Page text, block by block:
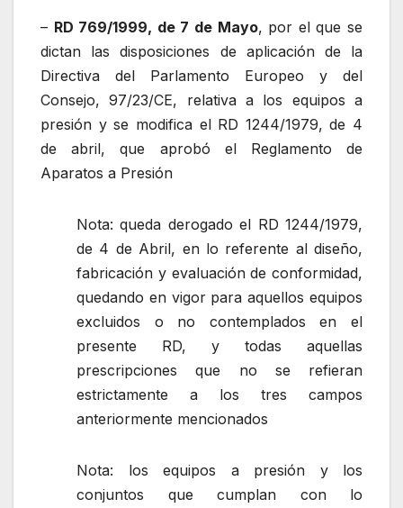
– RD 769/1999, de 7 de Mayo, por el que se
dictan las disposiciones de aplicación de la
Directiva del Parlamento Europeo y del
Consejo, 97/23/CE, relativa a los equipos a
presión y se modifica el RD 1244/1979, de 4
de abril, que aprobó el Reglamento de
Aparatos a Presión
Nota: queda derogado el RD 1244/1979,
de 4 de Abril, en lo referente al diseño,
fabricación y evaluación de conformidad,
quedando en vigor para aquellos equipos
excluidos o no contemplados en el
presente RD, y todas aquellas
prescripciones que no se refieran
estrictamente a los tres campos
anteriormente mencionados
Nota: los equipos a presión y los
conjuntos que cumplan con lo